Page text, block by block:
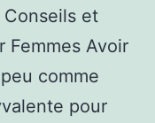
Conseils et
Femmes Avoir
comme
pour